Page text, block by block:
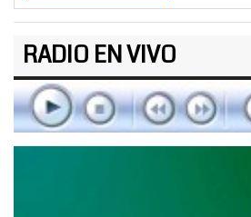
RADIO EN VIVO